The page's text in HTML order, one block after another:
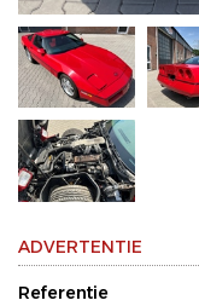
ADVERTENTIE
Referentie